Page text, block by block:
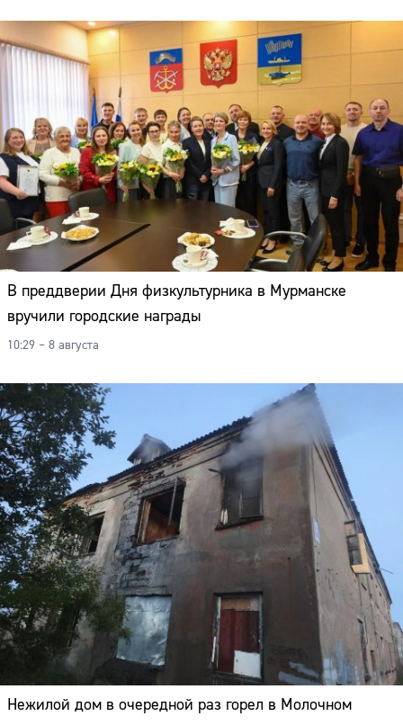
В преддверии Дня физкультурника в Мурманске
вручили городские награды
10:29 – 8 августа
Нежилой дом в очередной раз горел в Молочном